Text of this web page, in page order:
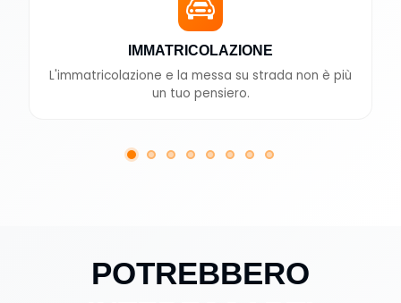
IMMATRICOLAZIONE
L'immatricolazione e la messa su strada non è più
un tuo pensiero.
POTREBBERO